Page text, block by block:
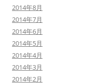
2014年8月
2014年7月
2014年6月
2014年5月
2014年4月
2014年3月
2014年2月